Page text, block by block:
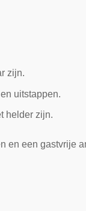
zijn.
uitstappen.
helder zijn.
en een gastvrije